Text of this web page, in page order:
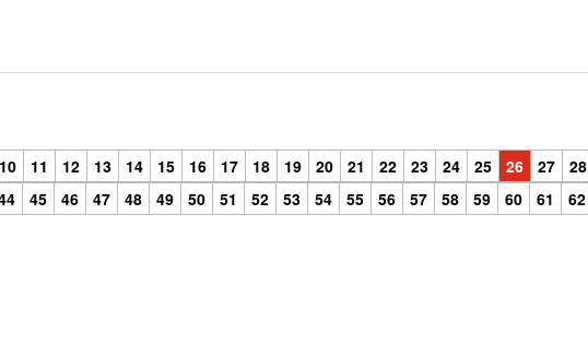
10 11 12 13 14 15 16 17 18 19 20 21 22 23 24 25 26 27 28
45 46 47 48 49 50 51 52 53 54 55 56 57 58 59 60 61 62